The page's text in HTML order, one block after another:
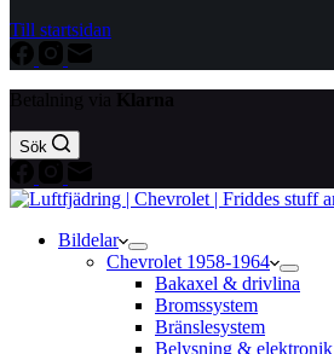
Till startsidan
Sök
Bildelar
Chevrolet 1958-1964
Bakaxel & drivlina
Bromssystem
Bränslesystem
Belysning & elektronik